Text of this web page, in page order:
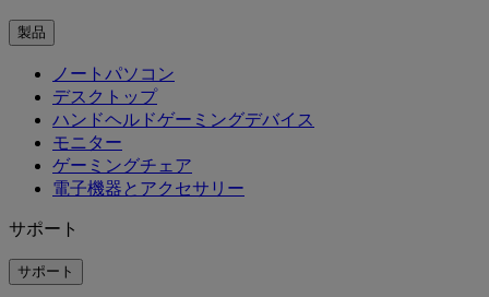
製品
ノートパソコン
デスクトップ
ハンドヘルドゲーミングデバイス
モニター
ゲーミングチェア
電子機器とアクセサリー
サポート
サポート